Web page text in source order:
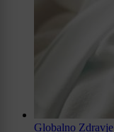
Globalno Zdravje